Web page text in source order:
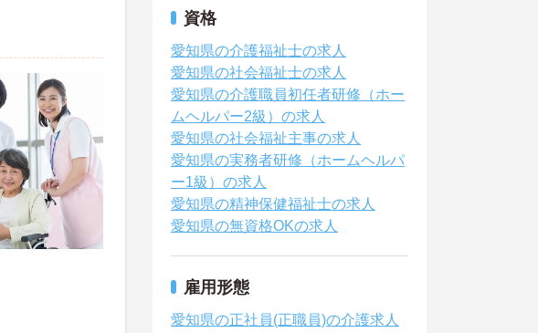
資格
愛知県の介護福祉士の求人
愛知県の社会福祉士の求人
愛知県の介護職員初任者研修（ホー
ムヘルパー2級）の求人
愛知県の社会福祉主事の求人
愛知県の実務者研修（ホームヘルパ
ー1級）の求人
愛知県の精神保健福祉士の求人
愛知県の無資格OKの求人
雇用形態
愛知県の正社員(正職員)の介護求人